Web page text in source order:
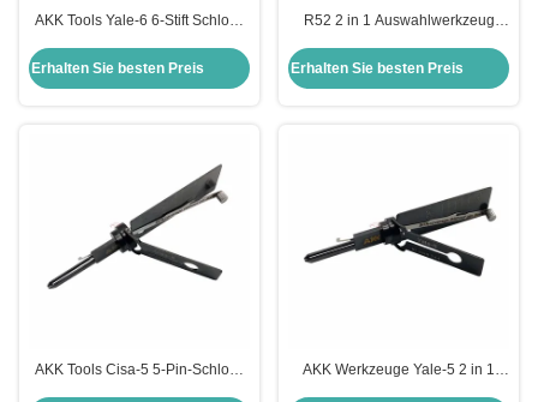
AKK Tools Yale-6 6-Stift Schloss
Schloss Pick-Tool
Erhalten Sie besten Preis
R52 2 in 1 Auswahlwerkzeug
Türöffnungswerkzeug
Erhalten Sie besten Preis
AKK Tools Cisa-5 5-Pin-Schloss
AKK Werkzeuge Yale-5 2 in 1